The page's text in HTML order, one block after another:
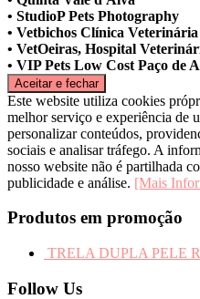
• StudioP Pets Photography
• Vetbichos Clínica
• VetOeiras, Hospital
• VIP Pets Low Cost Paço de
Este website utiliza cookies
melhor serviço e experiência de
personalizar conteúdos,
sociais e analisar tráfego. A
nosso website não é partilhada
publicidade e análise. [Mais
Produtos em promoção
TRELA DUPLA PELE
Follow Us